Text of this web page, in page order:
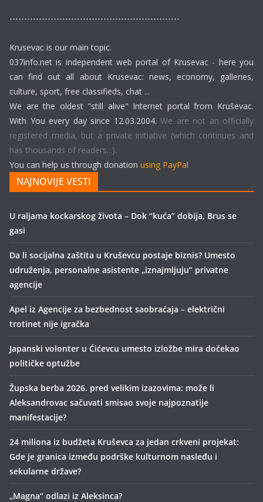
----------------------------------------------------------
Krusevac is our main topic.
037info.net is independent web portal of Krusevac - here you
can find out all about Krusevac: news, economy, galleries,
culture, sport, free classifieds, chat ...
We are the oldest "still alive" Internet portal from Kruševac.
With You every day since 12.03.2004. We are not an officially
registered media, but a private initiative (which continues and
has thousands of readers...).
You can help us through donation using PayPal
NAJNOVIJE VESTI
U raljama kockarskog života – Dok “kuća” dobija, Brus se
gasi
Da li socijalna zaštita u Kruševcu postaje biznis? Umesto
udruženja, personalne asistente „iznajmljuju“ privatne
agencije
Apel iz Agencije za bezbednost saobraćaja – električni
trotinet nije igračka
Japanski volonter u Ćićevcu umesto izložbe mira dočekao
političke optužbe
Župska berba 2026. pred velikim izazovima: može li
Aleksandrovac sačuvati smisao svoje najpoznatije
manifestacije?
24 miliona iz budžeta Kruševca za jedan crkveni projekat:
Gde je granica između podrške kulturnom nasleđu i
sekularne države?
„Magna“ odlazi iz Aleksinca?